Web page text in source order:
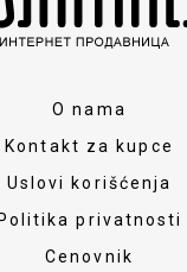
O nama
Kontakt za kupce
Uslovi korišćenja
Politika privatnosti
Cenovnik